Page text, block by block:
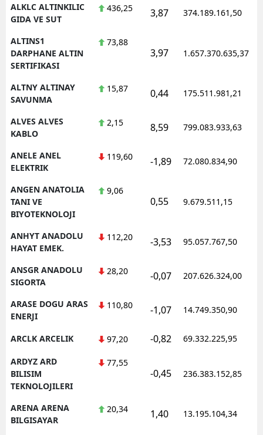
ALKLC ALTINKILIC
GIDA VE SUT
436,25 3,87 374.189.161,50
ALTINS1
DARPHANE ALTIN
SERTIFIKASI
73,88
3,97 1.657.370.635,37
ALTNY ALTINAY
SAVUNMA
15,87 0,44 175.511.981,21
ALVES ALVES
KABLO
2,15 8,59 799.083.933,63
ANELE ANEL
ELEKTRIK
119,60 -1,89 72.080.834,90
ANGEN ANATOLIA
TANI VE
BIYOTEKNOLOJI
9,06
0,55 9.679.511,15
ANHYT ANADOLU
HAYAT EMEK.
112,20 -3,53 95.057.767,50
ANSGR ANADOLU
SIGORTA
28,20 -0,07 207.626.324,00
ARASE DOGU ARAS
ENERJI
110,80 -1,07 14.749.350,90
ARCLK ARCELIK 97,20 -0,82 69.332.225,95
ARDYZ ARD
BILISIM
TEKNOLOJILERI
77,55
-0,45 236.383.152,85
ARENA ARENA
BILGISAYAR
20,34 1,40 13.195.104,34